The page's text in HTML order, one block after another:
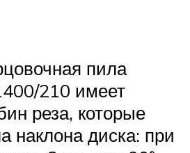
пила
210 имеет
реза, которые
наклона диска: при